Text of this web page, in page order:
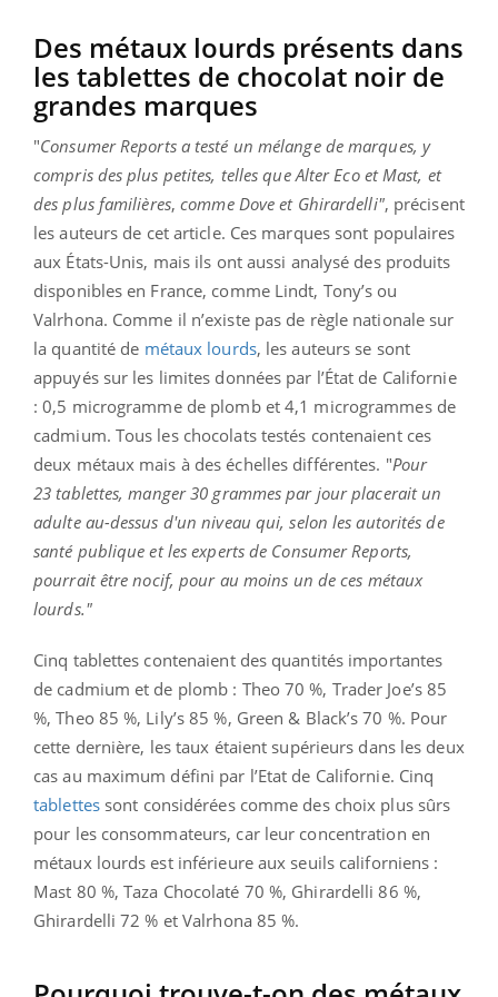
Des métaux lourds présents dans
les tablettes de chocolat noir de
grandes marques
"Consumer Reports a testé un mélange de marques, y
compris des plus petites, telles que Alter Eco et Mast, et
des plus familières,comme Dove et Ghirardelli", précisent
les auteurs de cet article. Ces marques sont populaires
aux États-Unis, mais ils ont aussi analysé des produits
disponibles en France, comme Lindt, Tony’s ou
Valrhona. Comme il n’existe pas de règle nationale sur
la quantité de métaux lourds, les auteurs se sont
appuyés sur les limites données par l’État de Californie
: 0,5 microgramme de plomb et 4,1 microgrammes de
cadmium. Tous les chocolats testés contenaient ces
deux métaux mais à des échelles différentes. "Pour
23 tablettes, manger 30 grammes par jour placerait un
adulte au-dessus d'un niveau qui, selon les autorités de
santé publique et les experts de Consumer Reports,
pourrait être nocif, pour au moins un de ces métaux
lourds."
Cinq tablettes contenaient des quantités importantes
de cadmium et de plomb : Theo 70 %, Trader Joe’s 85
%, Theo 85 %, Lily’s 85 %, Green & Black’s 70 %. Pour
cette dernière, les taux étaient supérieurs dans les deux
cas au maximum défini par l’Etat de Californie. Cinq
tablettessont considérées comme des choix plus sûrs
pour les consommateurs, car leur concentration en
métaux lourds est inférieure aux seuils californiens :
Mast 80 %, Taza Chocolaté 70 %, Ghirardelli 86 %,
Ghirardelli 72 % et Valrhona 85 %.